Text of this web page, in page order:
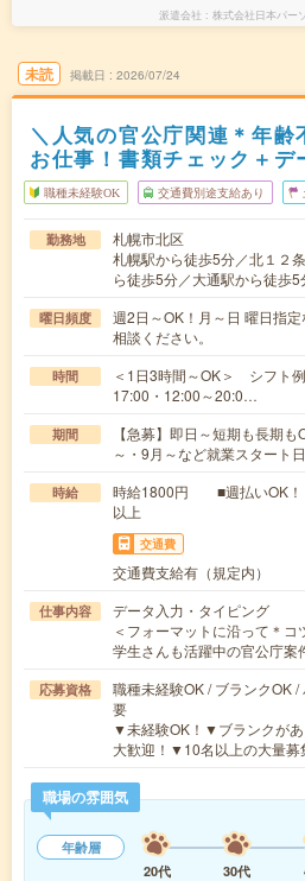
派遣会社 株式会社日本パー
未読 掲載日 2026/07/24
＼人気の官公庁関連＊年
お仕事！書類チェック＋デ
職種未経験OK 交通費別途支給あり
勤務地
札幌市北区
札幌駅から徒歩5分／北１２
ら徒歩5分／大通駅から徒歩
曜日頻度
週2日～OK！月～日 曜日指
相談ください。
時間
＜1日3時間～OK＞ シフト
17:00・12:00～20:0…
期間
【急募】即日～短期も長期
～・9月～など就業スタート
時給
時給1800円 ■週払いOK！
以上
交通費
交通費支給有（規定内）
仕事内容
データ入力・タイピング
＜フォーマットに沿って＊コ
学生さんも活躍中の官公庁
応募資格
職種未経験OK / ブランクOK
要
▼未経験OK！▼ブランクがあ
大歓迎！▼10名以上の大量
職場の雰囲気
年齢層
20代
30代